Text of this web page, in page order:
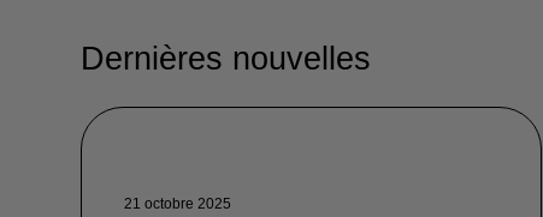
Dernières nouvelles
21 octobre 2025